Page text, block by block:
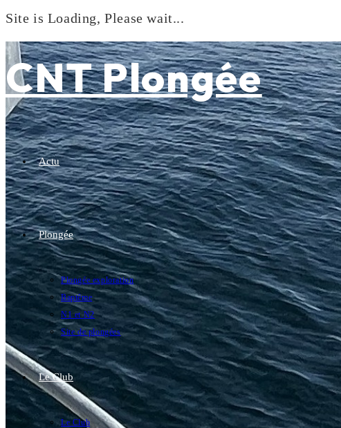
Site is Loading, Please wait...
to
content
CNT Plongée
Actu
Plongée
Plongée exploration
Baptême
N1 et N2
Site de plongées
Le Club
Le Club